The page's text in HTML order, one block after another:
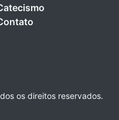
os direitos reservados.